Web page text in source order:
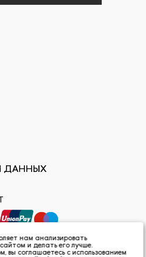
ДАННЫХ
нам анализировать
и делать его лучше.
вы соглашаетесь с использованием